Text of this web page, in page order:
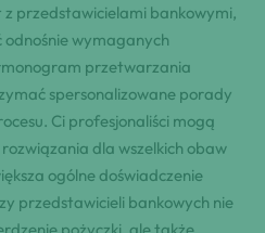
z przedstawicielami bankowymi,
odnośnie wymaganych
przetwarzania
spersonalizowane porady
Ci profesjonaliści mogą
dla wszelkich obaw
ogólne doświadczenie
przedstawicieli bankowych nie